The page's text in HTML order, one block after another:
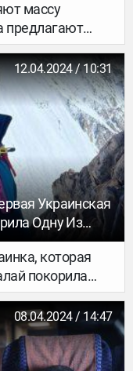
массу
предлагают
По всей
холмов.
12.04.2024 / 10:31
Украинская
Одну Из
которая
покорила
одну из самых
08.04.2024 / 14:47